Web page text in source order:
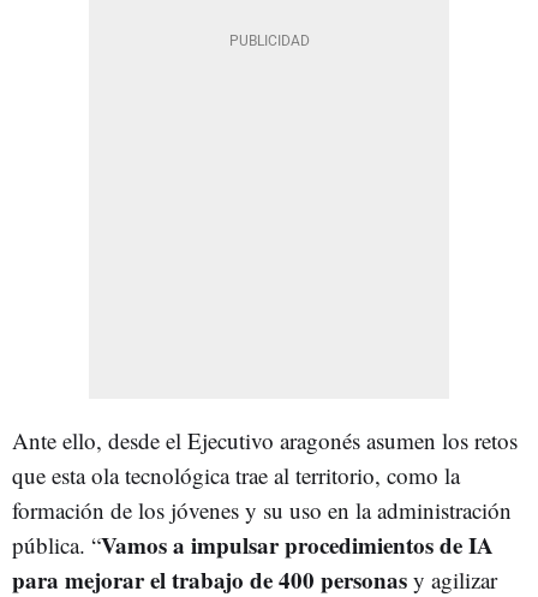
Ante ello, desde el Ejecutivo aragonés asumen los retos
que esta ola tecnológica trae al territorio, como la
formación de los jóvenes y su uso en la administración
pública. “Vamos a impulsar procedimientos de IA
para mejorar el trabajo de 400 personas y agilizar